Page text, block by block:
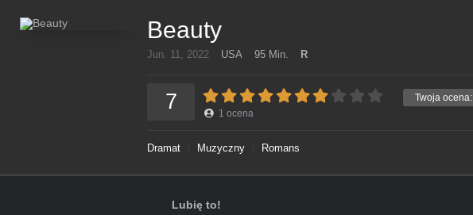
Beauty
Jun. 11, 2022 USA 95 Min. R
Twoja ocena:
7 1 ocena
Dramat Muzyczny Romans
Lubię to!